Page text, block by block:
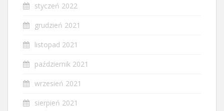
styczeń 2022
grudzień 2021
listopad 2021
październik 2021
wrzesień 2021
sierpień 2021